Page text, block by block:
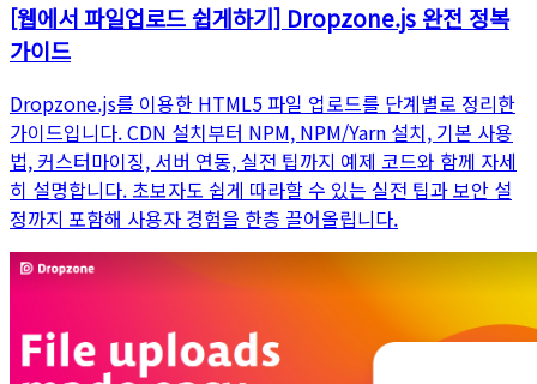
[웹에서 파일업로드 쉽게하기] Dropzone.js 완전 정복
가이드
Dropzone.js를 이용한 HTML5 파일 업로드를 단계별로 정리한
가이드입니다. CDN 설치부터 NPM, NPM/Yarn 설치, 기본 사용
법, 커스터마이징, 서버 연동, 실전 팁까지 예제 코드와 함께 자세
히 설명합니다. 초보자도 쉽게 따라할 수 있는 실전 팁과 보안 설
정까지 포함해 사용자 경험을 한층 끌어올립니다.